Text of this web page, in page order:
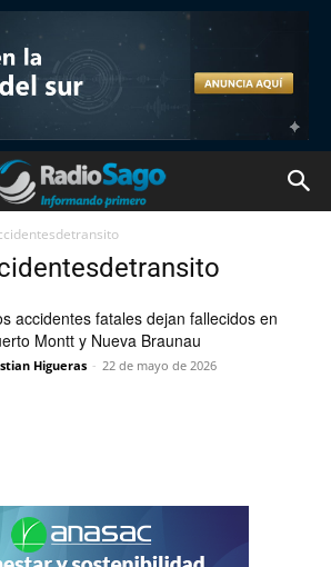
accidentes fatales dejan fallecidos en
Montt y Nueva Braunau
Higueras - 22 de mayo de 2026